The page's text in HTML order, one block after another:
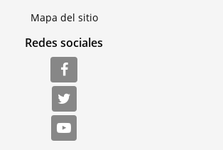
Mapa del sitio
Redes sociales